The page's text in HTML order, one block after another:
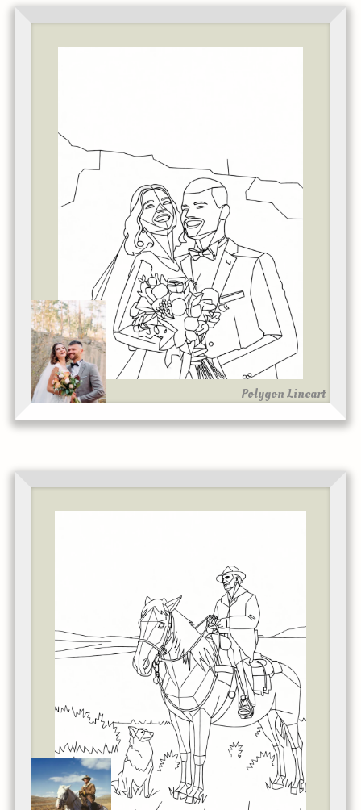
Polygon Lineart